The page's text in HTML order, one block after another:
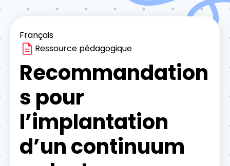
Français
Ressource pédagogique
Recommandation
s pour
l’implantation
d’un continuum